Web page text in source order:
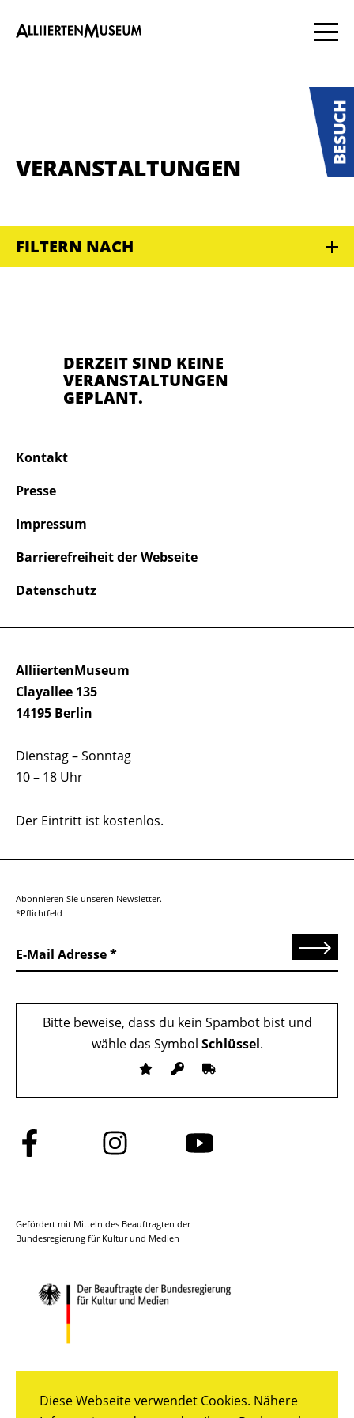
Diese Webseite verwendet Cookies. Nähere
VERANSTALTUNGEN
FILTERN NACH
DERZEIT SIND KEINE
VERANSTALTUNGEN
GEPLANT.
AlliiertenMuseum
Clayallee 135
14195 Berlin
Dienstag – Sonntag
10 – 18 Uhr
Der Eintritt ist kostenlos.
Kontakt
Presse
Impressum
Barrierefreiheit der Webseite
Datenschutz
Abonnieren Sie unseren Newsletter.
*Pflichtfeld
E-Mail Adresse Senden
Bitte beweise, dass du kein Spambot bist und
wähle das Symbol Schlüssel.
Folge
uns
auf
Folge
uns
auf
Folge
auf
Gefördert mit Mitteln des Beauftragten der
Bundesregierung für Kultur und Medien